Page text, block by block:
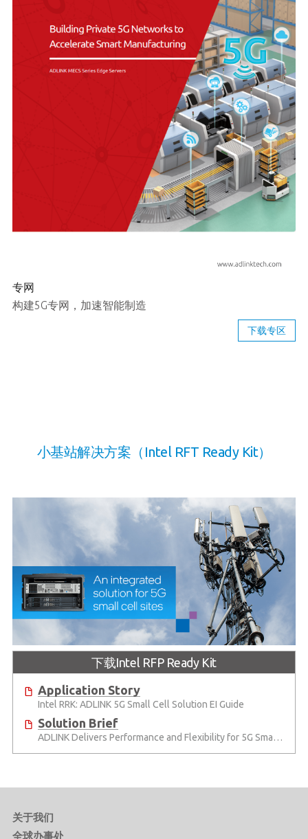
专网
构建5G专网，加速智能制造
下载专区
小基站解决方案（Intel RFT Ready Kit）
下载Intel RFP Ready Kit
Application Story
Intel RRK: ADLINK 5G Small Cell Solution EI Guide
Solution Brief
ADLINK Delivers Performance and Flexibility for 5G Small Cell Sites
关于我们
全球办事处